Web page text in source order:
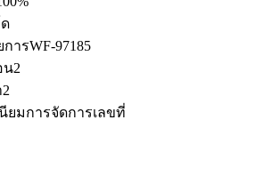
การWF-97185
น2
2
ยมการจัดการเลขที่